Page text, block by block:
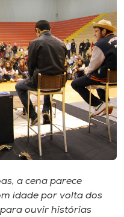
a cena parece
idade por volta dos
ouvir histórias